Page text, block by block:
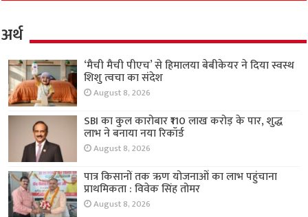
अर्थ
‘मैची मैची पीएच’ से हिमालया बेबीकेयर ने दिया स्वस्थ
शिशु त्वचा का संदेश
August 8, 2026
SBI का कुल कारोबार ₹110 लाख करोड़ के पार, शुद्ध
लाभ ने बनाया नया रिकॉर्ड
August 8, 2026
पात्र किसानों तक ऋण योजनाओं का लाभ पहुंचाना
प्राथमिकता : विवेक सिंह तोमर
August 8, 2026